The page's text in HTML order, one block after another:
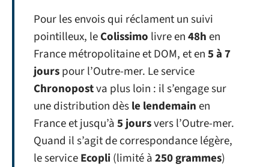
Pour les envois qui réclament un suivi
pointilleux, leColissimo livre en48hen
France métropolitaine et DOM, et en5 à 7
jourspour l’Outre-mer. Le service
Chronopostva plus loin : il s’engage sur
une distribution dèsle lendemainen
France et jusqu’à5 joursvers l’Outre-mer.
Quand il s’agit de correspondance légère,
le serviceEcopli(limité à250 grammes)